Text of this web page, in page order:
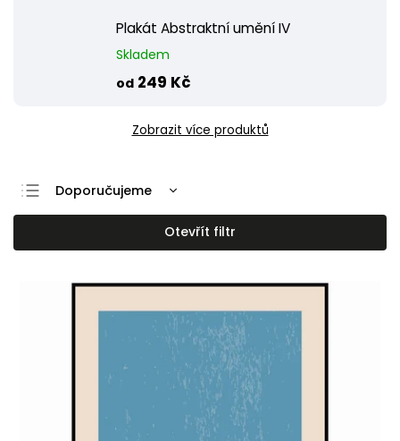
Plakát Abstraktní umění IV
Skladem
od 249 Kč
Zobrazit více produktů
Doporučujeme
Nejlevnější
Nejdražší
Otevřít filtr